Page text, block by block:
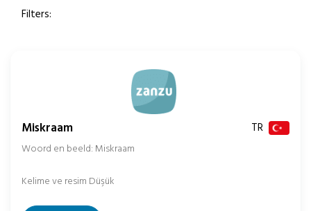
Filters:
Miskraam TR
Woord en beeld: Miskraam
Kelime ve resim Düşük